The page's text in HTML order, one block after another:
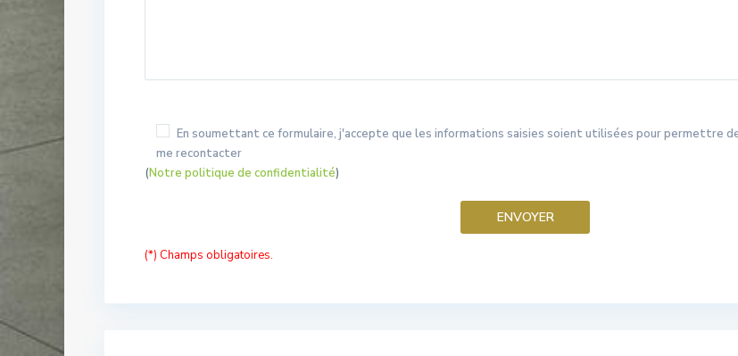
En soumettant ce formulaire, j'accepte que les informations saisies soient utilisées pour permettre
me recontacter
(Notre politique de confidentialité)
(*) Champs obligatoires.